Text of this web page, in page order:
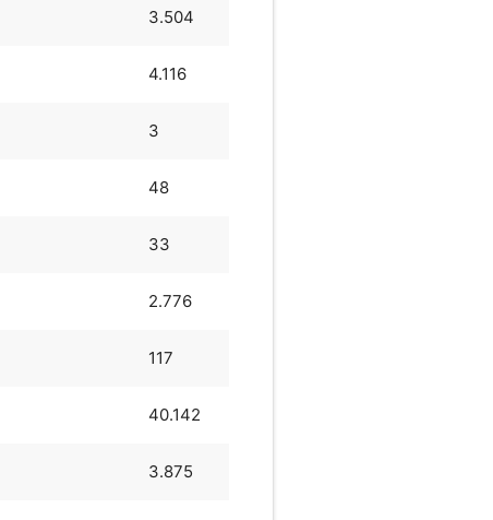
3.504
4.116
3
48
33
2.776
117
40.142
3.875